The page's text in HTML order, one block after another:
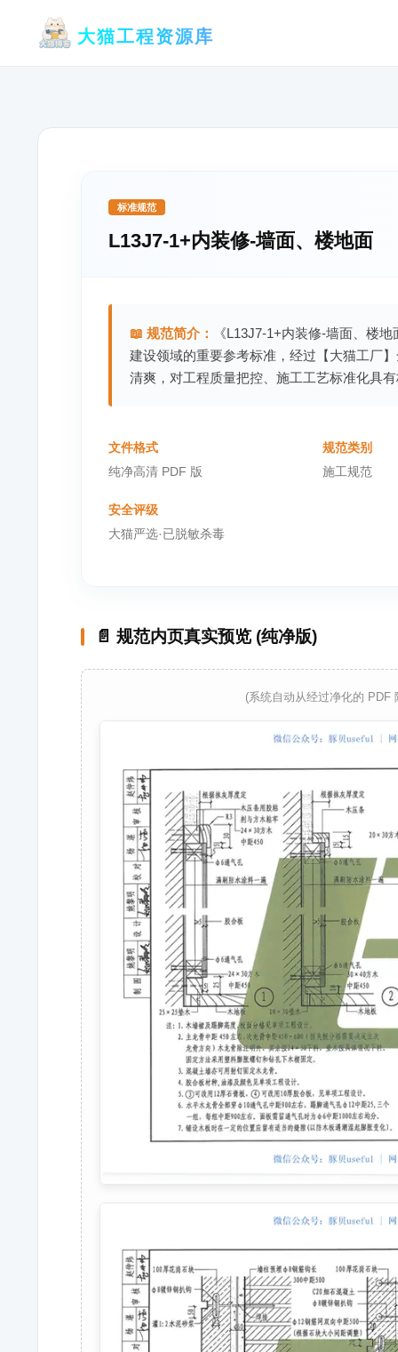
大猫工程资源库
标准规范
L13J7-1+内装修-墙面、楼地面
📖 规范简介：
《L13J7-1+内装修-墙面、楼
建设领域的重要参考标准，经过【大猫工厂
清爽，对工程质量把控、施工工艺标准化具
文件格式
纯净高清 PDF 版
规范类别
施工规范
安全评级
大猫严选·已脱敏杀毒
📄 规范内页真实预览 (纯净版)
(系统自动从经过净化的 PDF